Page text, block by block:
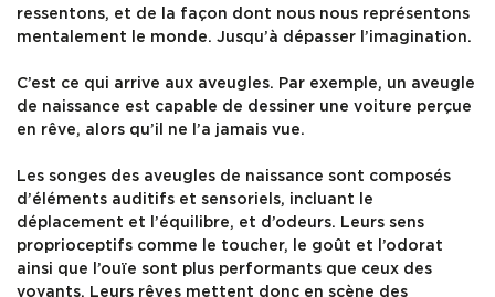
ressentons, et de la façon dont nous nous représentons
mentalement le monde. Jusqu’à dépasser l’imagination.
C’est ce qui arrive aux aveugles. Par exemple, un aveugle
de naissance est capable de dessiner une voiture perçue
en rêve, alors qu’il ne l’a jamais vue.
Les songes des aveugles de naissance sont composés
d’éléments auditifs et sensoriels, incluant le
déplacement et l’équilibre, et d’odeurs. Leurs sens
proprioceptifs comme le toucher, le goût et l’odorat
ainsi que l’ouïe sont plus performants que ceux des
voyants. Leurs rêves mettent donc en scène des